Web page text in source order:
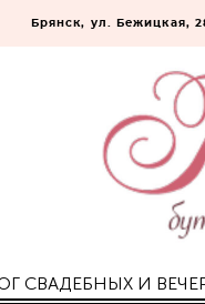
Брянск, ул. Бежицкая,
СВАДЕБНЫХ И